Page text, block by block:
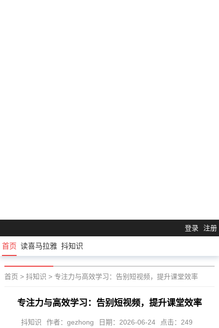
登录 注册
首页 读喜马拉雅 抖知识
首页 > 抖知识 > 专注力与高效学习：告别短视频，提升课堂效率
专注力与高效学习：告别短视频，提升课堂效率
抖知识 作者：gezhong 日期：2026-06-24 点击：249